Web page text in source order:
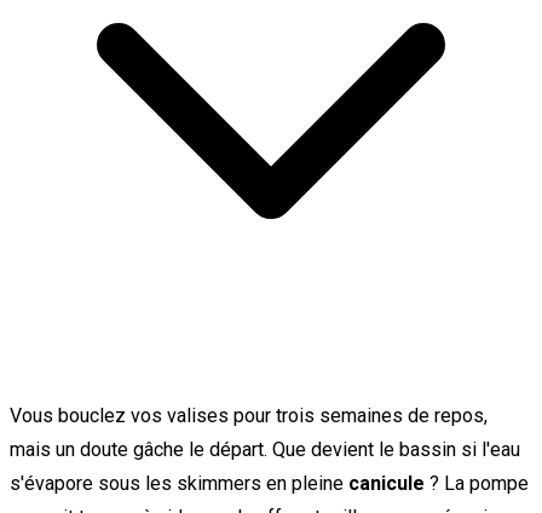
Vous bouclez vos valises pour trois semaines de repos,
mais un doute gâche le départ. Que devient le bassin si l'eau
s'évapore sous les skimmers en pleine canicule ? La pompe